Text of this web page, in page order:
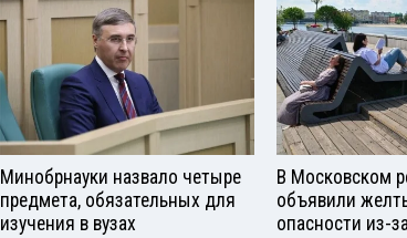
Минобрнауки назвало четыре
предмета, обязательных для
изучения в вузах
В Московском
объявили
опасности из-